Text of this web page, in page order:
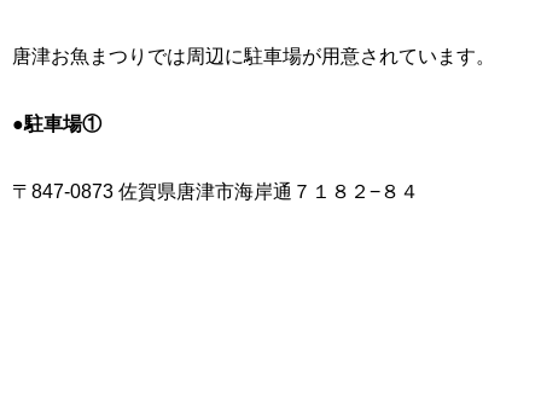
唐津お魚まつりでは周辺に駐車場が用意されています。
●駐車場①
〒847-0873 佐賀県唐津市海岸通７１８２−８４